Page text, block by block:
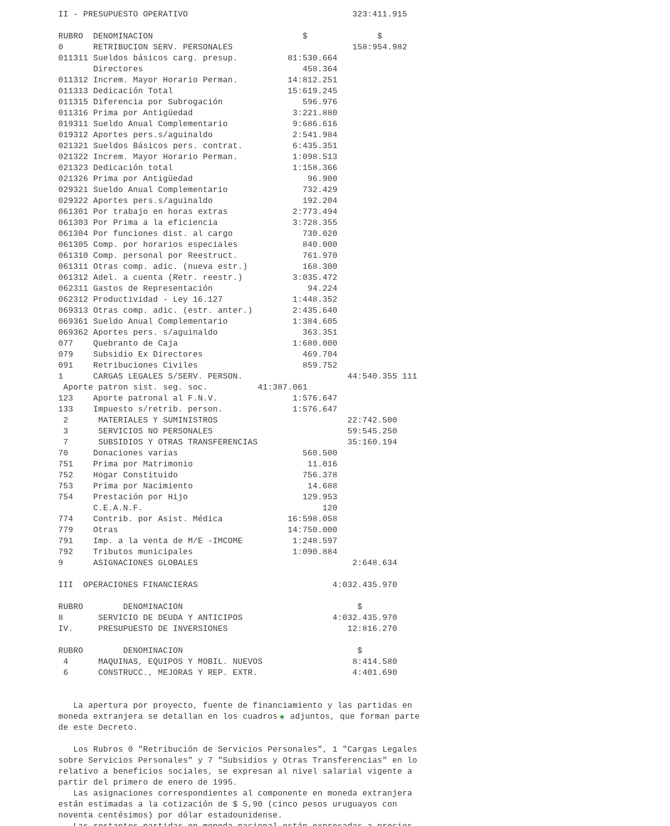
II - PRESUPUESTO OPERATIVO                                 323:411.915
RUBRO  DENOMINACION                              $              $
0      RETRIBUCION SERV. PERSONALES                        158:954.982
011311 Sueldos básicos carg. presup.          81:530.664
011312 Increm. Mayor Horario Perman.          14:812.251
011313 Dedicación Total                       15:619.245
011315 Diferencia por Subrogación                596.976
011316 Prima por Antigüedad                    3:221.880
019311 Sueldo Anual Complementario             9:686.616
019312 Aportes pers.s/aguinaldo                2:541.984
021321 Sueldos Básicos pers. contrat.          6:435.351
021322 Increm. Mayor Horario Perman.           1:098.513
021323 Dedicación total                        1:158.366
021326 Prima por Antigüedad                       96.900
029321 Sueldo Anual Complementario               732.429
029322 Aportes pers.s/aguinaldo                  192.204
061301 Por trabajo en horas extras             2:773.494
061303 Por Prima a la eficiencia               3:728.355
061304 Por funciones dist. al cargo              730.020
061305 Comp. por horarios especiales             840.000
061310 Comp. personal por Reestruct.             761.970
061311 Otras comp. adic. (nueva estr.)           168.300
061312 Adel. a cuenta (Retr. reestr.)          3:035.472
062311 Gastos de Representación                   94.224
062312 Productividad - Ley 16.127              1:448.352
069313 Otras comp. adic. (estr. anter.)        2:435.640
069361 Sueldo Anual Complementario             1:384.605
069362 Aportes pers. s/aguinaldo                 363.351
077    Quebranto de Caja                       1:680.000
079    Subsidio Ex Directores                    469.704
091    Retribuciones Civiles                     859.752
1      CARGAS LEGALES S/SERV. PERSON.                     44:540.355 111
123    Aporte patronal al F.N.V.               1:576.647
133    Impuesto s/retrib. person.              1:576.647
70     Donaciones varias                         560.500
751    Prima por Matrimonio                       11.016
752    Hogar Constituido                         756.378
753    Prima por Nacimiento                       14.688
754    Prestación por Hijo                       129.953
774    Contrib. por Asist. Médica             16:598.058
779    Otras                                  14:750.000
791    Imp. a la venta de M/E -IMCOME          1:248.597
792    Tributos municipales                    1:090.884
9      ASIGNACIONES GLOBALES                               2:648.634
III  OPERACIONES FINANCIERAS                           4:032.435.970
RUBRO        DENOMINACION                                   $
8       SERVICIO DE DEUDA Y ANTICIPOS                  4:032.435.970
IV.     PRESUPUESTO DE INVERSIONES                        12:816.270
RUBRO        DENOMINACION                                   $
moneda extranjera se detallan en los cuadros
adjuntos, que forman parte
de este Decreto.
sobre Servicios Personales" y 7 "Subsidios y Otras Transferencias" en lo
relativo a beneficios sociales, se expresan al nivel salarial vigente a
partir del primero de enero de 1995.
están estimadas a la cotización de $ 5,90 (cinco pesos uruguayos con
noventa centésimos) por dólar estadounidense.